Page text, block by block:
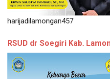
harijadilamongan457
RSUD dr Soegiri Kab.